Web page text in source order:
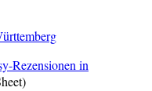
Rezensionen in